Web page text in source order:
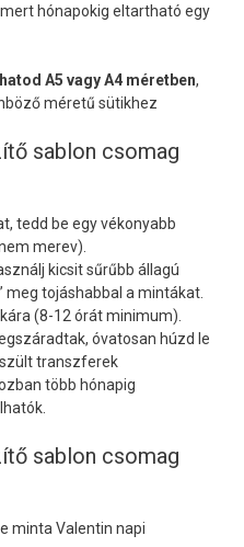
hónapokig eltartható egy
A5 vagy A4 méretben,
méretű sütikhez
sablon csomag
tedd be egy vékonyabb
merev).
kicsit sűrűbb állagú
meg tojáshabbal a mintákat.
(8-12 órát minimum).
óvatosan húzd le
transzferek
több hónapig
sablon csomag
minta Valentin napi